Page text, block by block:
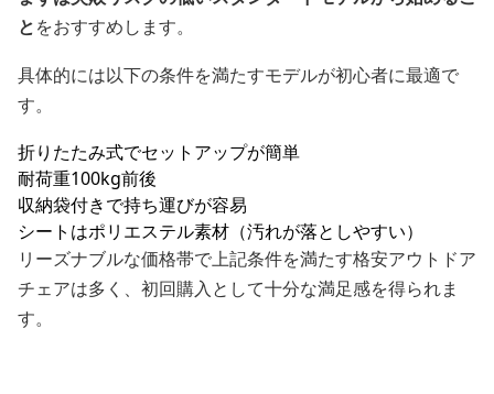
とをおすすめします。
具体的には以下の条件を満たすモデルが初心者に最適で
す。
折りたたみ式でセットアップが簡単
耐荷重100kg前後
収納袋付きで持ち運びが容易
シートはポリエステル素材（汚れが落としやすい）
リーズナブルな価格帯で上記条件を満たす格安アウトドア
チェアは多く、初回購入として十分な満足感を得られま
す。